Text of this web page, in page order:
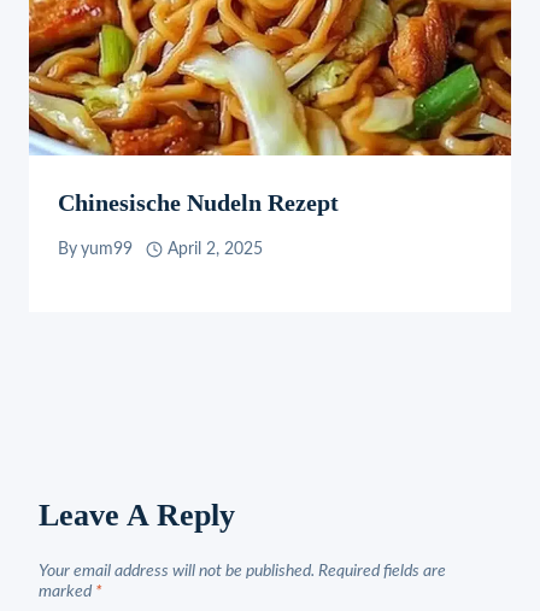
Chinesische Nudeln Rezept
By yum99 April 2, 2025
Leave A Reply
Your email address will not be published. Required fields are
marked *